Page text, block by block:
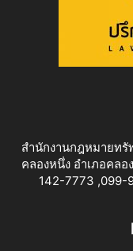
สำนักงานกฎหมายท
คลองหนึ่ง อำเภอคล
142-7773 ,099-